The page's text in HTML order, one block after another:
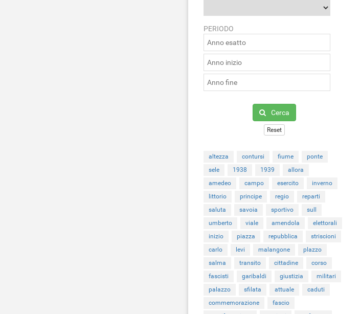
PERIODO
Cerca
Reset
altezza contursi fiume
ponte
sele
1938 1939
allora
amedeo
campo esercito
inverno
littorio
principe regio
reparti
saluta
savoia sportivo
sull
umberto
viale amendola
elettorali
inizio
piazza repubblica
striscioni
carlo
levi malangone
plazzo
salma
transito cittadine
corso
fascisti
garibaldi giustizia
militari
palazzo
sfilata attuale
caduti
commemorazione
fascio